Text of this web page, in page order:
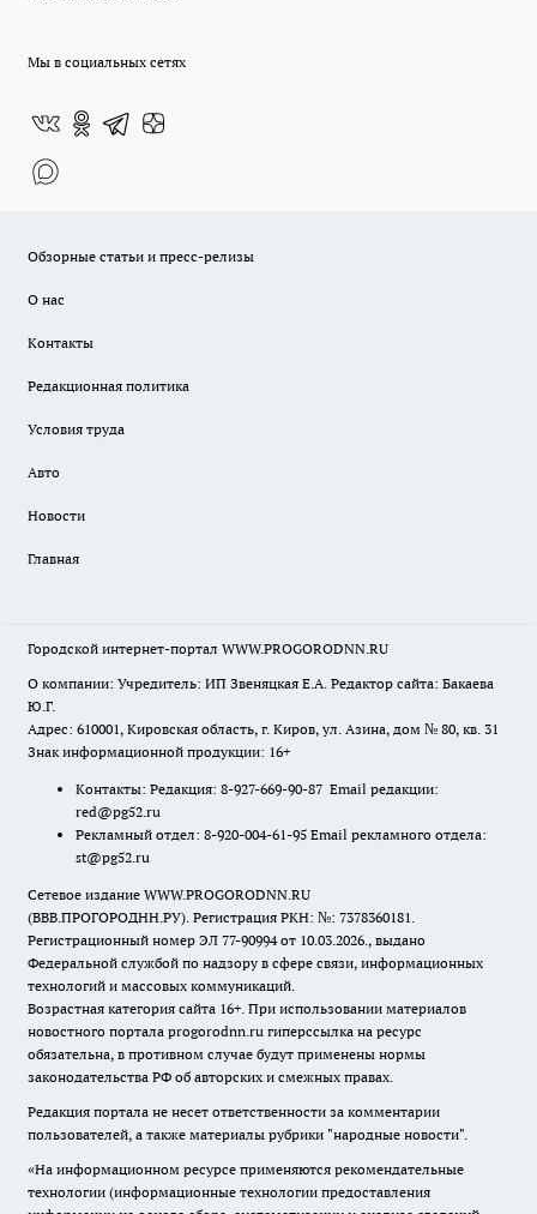
Мы в социальных сетях
Обзорные статьи и пресс-релизы
О нас
Контакты
Редакционная политика
Условия труда
Авто
Новости
Главная
Городской интернет-портал WWW.PROGORODNN.RU
О компании: Учредитель: ИП Звеняцкая Е.А. Редактор сайта: Бакаева
Ю.Г.
Адрес: 610001, Кировская область, г. Киров, ул. Азина, дом № 80, кв. 31
Знак информационной продукции: 16+
Контакты: Редакция: 8-927-669-90-87 Email редакции:
red@pg52.ru
Рекламный отдел: 8-920-004-61-95 Email рекламного отдела:
st@pg52.ru
Сетевое издание WWW.PROGORODNN.RU
(ВВВ.ПРОГОРОДНН.РУ). Регистрация РКН: №: 7378360181.
Регистрационный номер ЭЛ 77-90994 от 10.03.2026., выдано
Федеральной службой по надзору в сфере связи, информационных
технологий и массовых коммуникаций.
Возрастная категория сайта 16+. При использовании материалов
новостного портала progorodnn.ru гиперссылка на ресурс
обязательна, в противном случае будут применены нормы
законодательства РФ об авторских и смежных правах.
Редакция портала не несет ответственности за комментарии
пользователей, а также материалы рубрики "народные новости".
«На информационном ресурсе применяются рекомендательные
технологии (информационные технологии предоставления